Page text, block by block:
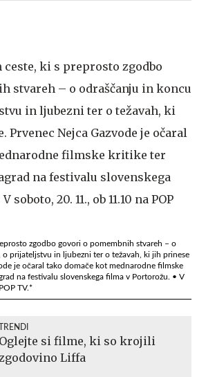
zgodbo govori o pomembnih stvareh – o
prijateljstvu in ljubezni ter o težavah, ki jih prinese
je očaral tako domače kot mednarodne filmske
na festivalu slovenskega filma v Portorožu. • V
TV.*
TRENDI
Oglejte si filme, ki so krojili
zgodovino Liffa